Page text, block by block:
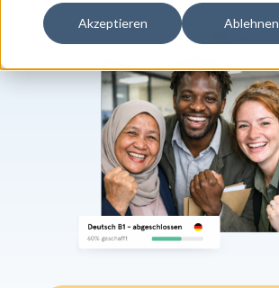
Akzeptieren Ablehnen